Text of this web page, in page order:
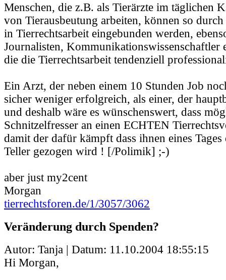
Menschen, die z.B. als Tierärzte im täglichen
von Tierausbeutung arbeiten, können so
in Tierrechtsarbeit eingebunden werden,
Journalisten, Kommunikationswissenschaftler
die die Tierrechtsarbeit tendenziell
Ein Arzt, der neben einem 10 Stunden Job
sicher weniger erfolgreich, als einer, der
und deshalb wäre es wünschenswert, dass
Schnitzelfresser an einen ECHTEN
damit der dafür kämpft dass ihnen eines
Teller gezogen wird ! [/Polimik] ;-)
aber just my2cent
Morgan
tierrechtsforen.de/1/3057/3062
Veränderung durch Spenden?
Autor: Tanja | Datum: 11.10.2004 18:55:15
Hi Morgan,